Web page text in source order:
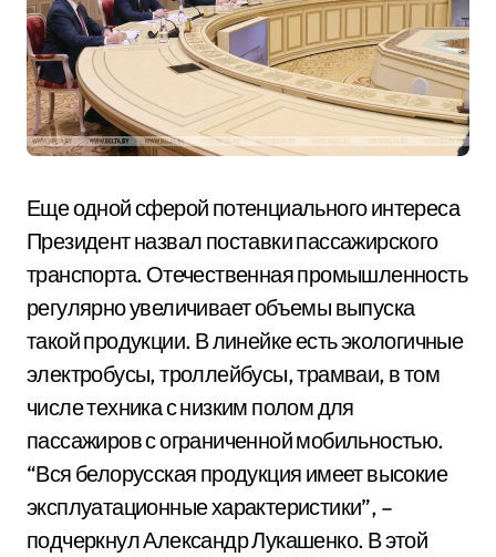
Еще одной сферой потенциального интереса
Президент назвал поставки пассажирского
транспорта. Отечественная промышленность
регулярно увеличивает объемы выпуска
такой продукции. В линейке есть экологичные
электробусы, троллейбусы, трамваи, в том
числе техника с низким полом для
пассажиров с ограниченной мобильностью.
“Вся белорусская продукция имеет высокие
эксплуатационные характеристики”, –
подчеркнул Александр Лукашенко. В этой